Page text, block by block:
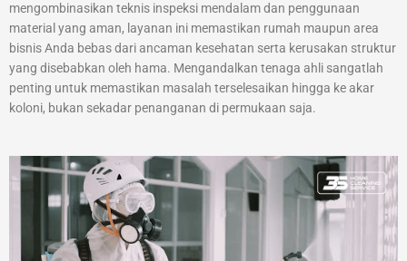
mengombinasikan teknis inspeksi mendalam dan penggunaan
material yang aman, layanan ini memastikan rumah maupun area
bisnis Anda bebas dari ancaman kesehatan serta kerusakan struktur
yang disebabkan oleh hama. Mengandalkan tenaga ahli sangatlah
penting untuk memastikan masalah terselesaikan hingga ke akar
koloni, bukan sekadar penanganan di permukaan saja.